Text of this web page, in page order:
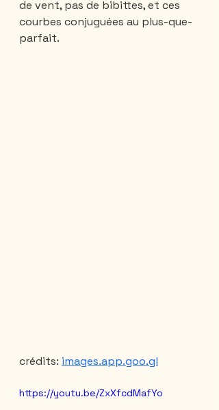
de vent, pas de bibittes, et ces
courbes conjuguées au plus-que-
parfait.
crédits: images.app.goo.gl
https://youtu.be/ZxXfcdMafYo